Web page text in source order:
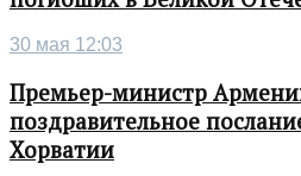
30 мая 12:03
Премьер-министр
поздравительное
Хорватии